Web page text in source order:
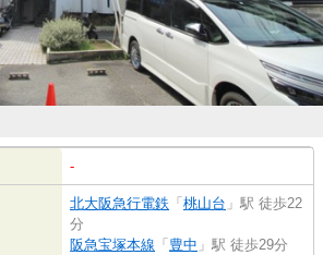
-
北大阪急行電鉄 「 桃山台 」駅 徒歩22
分
阪急宝塚本線 「 豊中 」駅 徒歩29分